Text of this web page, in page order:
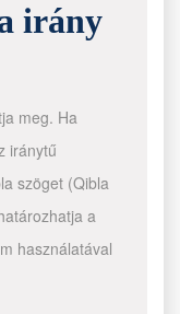
irány
meg. Ha
iránytű
szöget (Qibla
a
használatával